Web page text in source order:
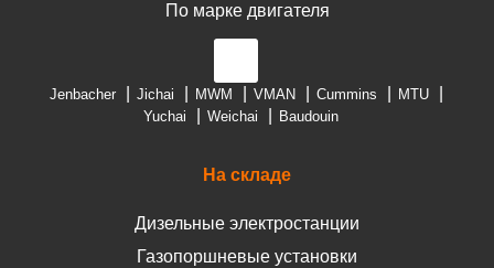
По марке двигателя
Jenbacher Jichai MWM VMAN Cummins
MTU
Yuchai
Weichai Baudouin
На складе
Дизельные электростанции
Газопоршневые установки